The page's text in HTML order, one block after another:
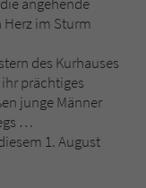
im Sturm
des Kurhauses
prächtiges
junge Männer
…
1. August
z. B. den
zu